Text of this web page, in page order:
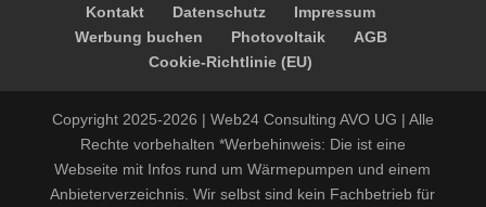
Kontakt Datenschutz
Impressum
Werbung buchen
Photovoltaik
AGB
Cookie-Richtlinie (EU)
Copyright 2025-2026 | Web24 Consulting AVO UG | Alle
Rechte vorbehalten *Werbehinweis: Die ist eine
Webseite mit Infos rund um Wärmepumpen und einem
Anbieterverzeichnis. Wir selbst sind kein Fachbetrieb für